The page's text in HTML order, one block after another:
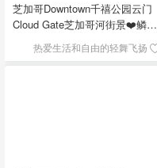
芝加哥Downtown千禧公园云门
Cloud Gate芝加哥河街景❤️鳞次
栉比的高楼
热爱生活和自由的轻舞飞扬